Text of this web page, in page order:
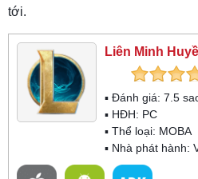
tới.
Liên Minh
▪ Đánh giá: 7.5
▪ HĐH: PC
▪ Thể loại: MOBA
▪ Nhà phát hành: